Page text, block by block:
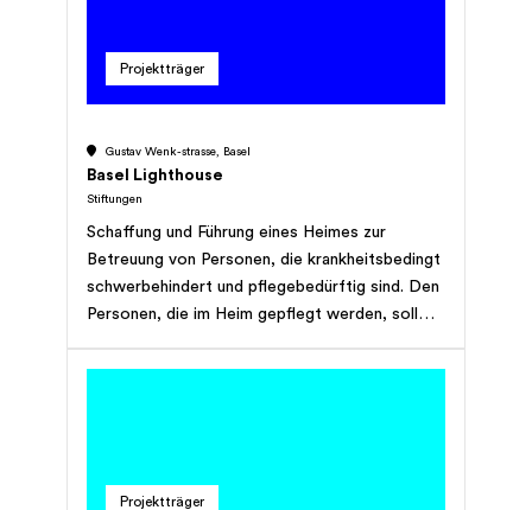
Einzelschicksale / Tierschutzprojekte /
kommerziellem Charakter
Projektträger
Gustav Wenk-strasse, Basel
Basel Lighthouse
Stiftungen
Schaffung und Führung eines Heimes zur
Betreuung von Personen, die krankheitsbedingt
schwerbehindert und pflegebedürftig sind. Den
Personen, die im Heim gepflegt werden, soll
gewährleistet werden. Sie soll im Zeichen der
Projektträger